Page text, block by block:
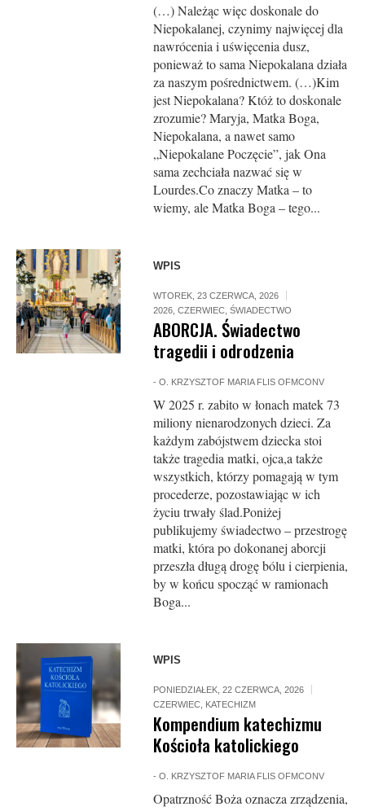
(…) Należąc więc doskonale do
Niepokalanej, czynimy najwięcej dla
nawrócenia i uświęcenia dusz,
ponieważ to sama Niepokalana działa
za naszym pośrednictwem. (…)Kim
jest Niepokalana? Któż to doskonale
zrozumie? Maryja, Matka Boga,
Niepokalana, a nawet samo
„Niepokalane Poczęcie”, jak Ona
sama zechciała nazwać się w
Lourdes.Co znaczy Matka – to
wiemy, ale Matka Boga – tego...
WPIS
WTOREK, 23 CZERWCA, 2026
2026 ,CZERWIEC ,ŚWIADECTWO
ABORCJA. Świadectwo
tragedii i odrodzenia
-O. KRZYSZTOF MARIA FLIS OFMCONV
W 2025 r. zabito w łonach matek 73
miliony nienarodzonych dzieci. Za
każdym zabójstwem dziecka stoi
także tragedia matki, ojca,a także
wszystkich, którzy pomagają w tym
procederze, pozostawiając w ich
życiu trwały ślad.Poniżej
publikujemy świadectwo – przestrogę
matki, która po dokonanej aborcji
przeszła długą drogę bólu i cierpienia,
by w końcu spocząć w ramionach
Boga...
WPIS
PONIEDZIAŁEK, 22 CZERWCA, 2026
CZERWIEC KATECHIZM
Kompendium katechizmu
Kościoła katolickiego
-O. KRZYSZTOF MARIA FLIS OFMCONV
Opatrzność Boża oznacza zrządzenia,